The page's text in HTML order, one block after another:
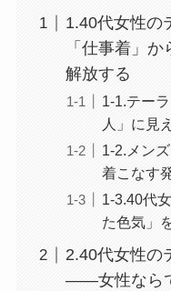
1.40代女性
「仕事着」
解放する
1-1.テー
人」に見
1-2.メン
着こなす
1-3.40代
た色気」
2.40代女性の
——女性なら